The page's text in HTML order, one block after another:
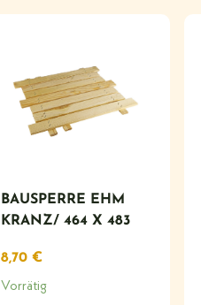
BAUSPERRE EHM
KRANZ/ 464 X 483
8,70€
Vorrätig